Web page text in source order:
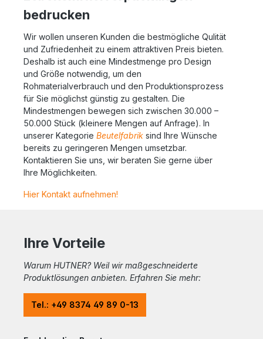
bedrucken
Wir wollen unseren Kunden die bestmögliche Qulität
und Zufriedenheit zu einem attraktiven Preis bieten.
Deshalb ist auch eine Mindestmenge pro Design
und Größe notwendig, um den
Rohmaterialverbrauch und den Produktionsprozess
für Sie möglichst günstig zu gestalten. Die
Mindestmengen bewegen sich zwischen 30.000 –
50.000 Stück (kleinere Mengen auf Anfrage). In
unserer Kategorie Beutelfabrik sind Ihre Wünsche
bereits zu geringeren Mengen umsetzbar.
Kontaktieren Sie uns, wir beraten Sie gerne über
Ihre Möglichkeiten.
Hier Kontakt aufnehmen!
Ihre Vorteile
Warum HUTNER? Weil wir maßgeschneiderte
Produktlösungen anbieten. Erfahren Sie mehr:
Tel.: +49 8374 49 89 0-13